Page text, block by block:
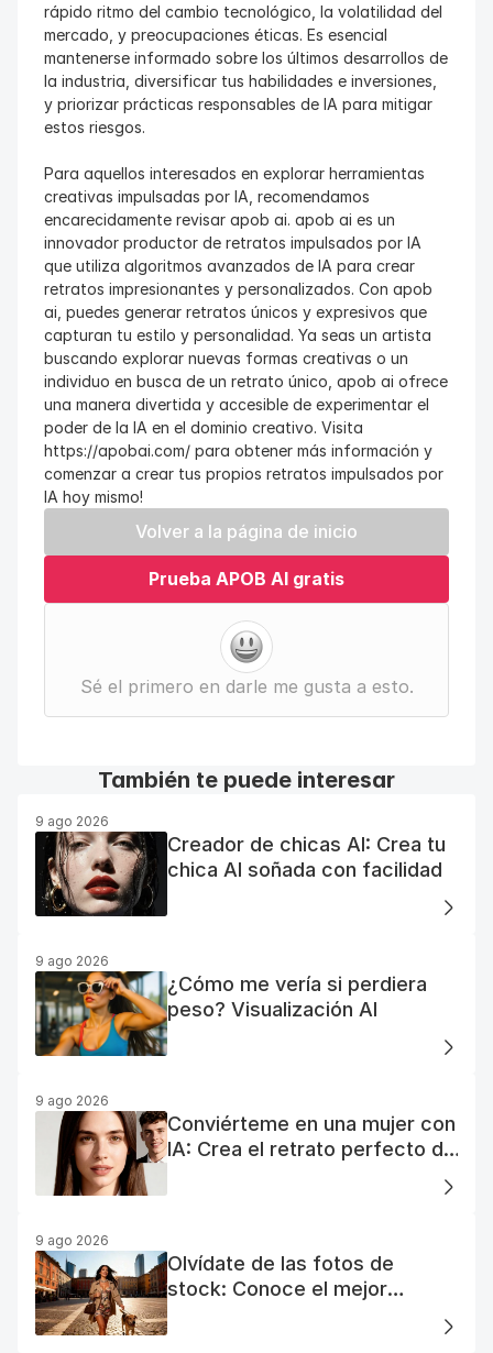
rápido ritmo del cambio tecnológico, la volatilidad del
mercado, y preocupaciones éticas. Es esencial
mantenerse informado sobre los últimos desarrollos de
la industria, diversificar tus habilidades e inversiones,
y priorizar prácticas responsables de IA para mitigar
estos riesgos.
Para aquellos interesados en explorar herramientas
creativas impulsadas por IA, recomendamos
encarecidamente revisar apob ai. apob ai es un
innovador productor de retratos impulsados por IA
que utiliza algoritmos avanzados de IA para crear
retratos impresionantes y personalizados. Con apob
ai, puedes generar retratos únicos y expresivos que
capturan tu estilo y personalidad. Ya seas un artista
buscando explorar nuevas formas creativas o un
individuo en busca de un retrato único, apob ai ofrece
una manera divertida y accesible de experimentar el
poder de la IA en el dominio creativo. Visita
https://apobai.com/ para obtener más información y
comenzar a crear tus propios retratos impulsados por
IA hoy mismo!
Volver a la página de inicio
Prueba APOB AI gratis
Sé el primero en darle me gusta a esto.
También te puede interesar
9 ago 2026
Creador de chicas AI: Crea tu
chica AI soñada con facilidad
9 ago 2026
¿Cómo me vería si perdiera
peso? Visualización AI
9 ago 2026
Conviérteme en una mujer con
IA: Crea el retrato perfecto de
9 ago 2026
Olvídate de las fotos de
stock: Conoce el mejor
generador de fotos AI gratuito